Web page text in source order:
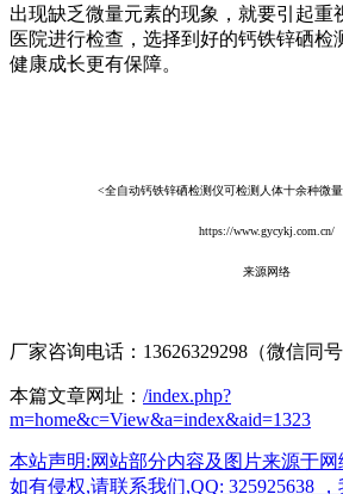
出现缺乏微量元素的现象，就要引起重
医院进行检查，选择到好的钙铁锌硒检
健康成长更有保障。
<全自动钙铁锌硒检测仪可检测人体十余种微
https://www.gycykj.com.cn/
来源网络
厂家咨询电话：13626329298（微信同号
本篇文章网址： /index.php?
m=home&c=View&a=index&aid=1323
本站声明:网站部分内容及图片来源于网
如有侵权,请联系我们,QQ: 325925638